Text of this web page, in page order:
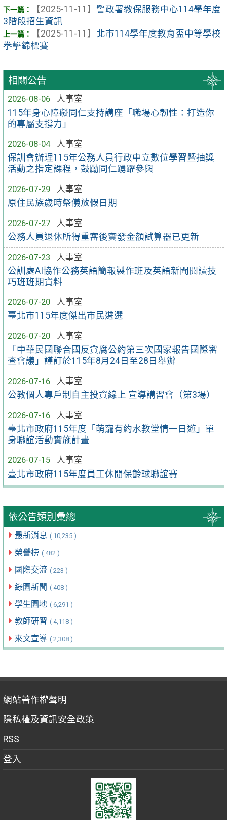
相關公告
2026-08-06
人事室
115年身心障礙同仁支持講座「職場心韌性：打造你
的專屬支撐力」
2026-08-04
人事室
保訓會辦理115年公務人員行政中立數位學習暨抽獎
活動之指定課程，鼓勵同仁踴躍參與
2026-07-29
人事室
原住民族歲時祭儀放假日期
2026-07-27
人事室
公務人員退休所得重審後實發金額試算器已更新
2026-07-23
人事室
公訓處AI協作公務英語簡報製作班及英語新聞閱讀技
巧班班期資料
2026-07-20
人事室
臺北市115年度傑出市民遴選
2026-07-20
人事室
「中華民國聯合國反貪腐公約第三次國家報告國際審
查會議」謹訂於115年8月24日至28日舉辦
2026-07-16
人事室
公教個人專戶制自主投資線上 宣導講習會（第3場）
2026-07-16
人事室
臺北市政府115年度「萌寵有約水教堂情一日遊」單
身聯誼活動實施計畫
2026-07-15
人事室
臺北市政府115年度員工休閒保齡球聯誼賽
依公告類別彙總
最新消息 ( 10,235 )
榮譽榜 ( 482 )
國際交流 ( 223 )
綠園新聞 ( 408 )
學生園地 ( 6,291 )
教師研習 ( 4,118 )
來文宣導 ( 2,308 )
【2025-11-11】 警政署教保服務中心114學年度
3階段招生資訊
【2025-11-11】 北市114學年度教育盃中等學校
拳擊錦標賽
網站著作權聲明
隱私權及資訊安全政策
RSS
登入